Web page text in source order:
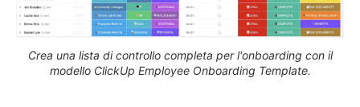
Crea una lista di controllo completa per l'onboarding con il
modello ClickUp Employee Onboarding Template.